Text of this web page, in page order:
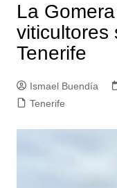
La
viticultores
Tenerife
Ismael Buendía
Tenerife